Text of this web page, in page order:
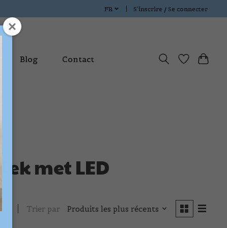
FR S’inscrire / Se connecter
Blog Contact
met LED
Trier par Produits les plus récents